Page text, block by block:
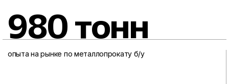
980 тонн
опыта на рынке по металлопрокату б/у